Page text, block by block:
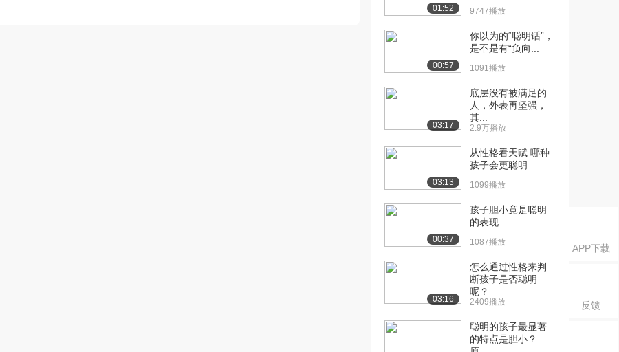
APP下载
反馈
01:52 9747播放
00:57
你以为的“聪明话”，
是不是有“负向...
1091播放
03:17
底层没有被满足的
人，外表再坚强，
其...
2.9万播放
03:13
从性格看天赋 哪种
孩子会更聪明
1099播放
00:37
孩子胆小竟是聪明
的表现
1087播放
03:16
怎么通过性格来判
断孩子是否聪明
呢？
2409播放
聪明的孩子最显著
的特点是胆小？